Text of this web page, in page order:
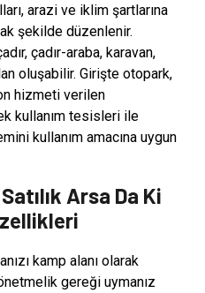
arazi ve iklim şartlarına
şekilde düzenlenir.
çadır-araba, karavan,
oluşabilir. Girişte otopark,
hizmeti verilen
kullanım tesisleri ile
kullanım amacına uygun
Arsa Da Ki
kamp alanı olarak
gereği uymanız